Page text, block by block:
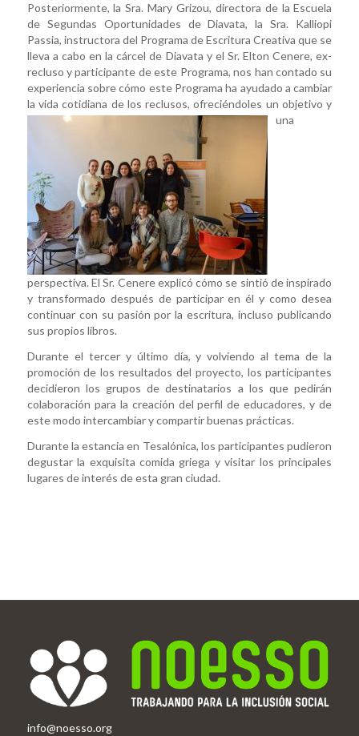
Posteriormente, la Sra. Mary Grizou, directora de la Escuela
de Segundas Oportunidades de Diavata, la Sra. Kalliopi
Passia, instructora del Programa de Escritura Creativa que se
lleva a cabo en la cárcel de Diavata y el Sr. Elton Cenere, ex-
recluso y participante de este Programa, nos han contado su
experiencia sobre cómo este Programa ha ayudado a cambiar
la vida cotidiana de los reclusos, ofreciéndoles un objetivoy
una
perspectiva. El Sr. Cenere explicó cómo se sintió de inspirado
y transformado después de participar en él y como desea
continuar con su pasión por la escritura, incluso publicando
sus propios libros.
Durante el tercer y último día, y volviendo al tema de la
promoción de los resultados del proyecto, los participantes
decidieron los grupos de destinatarios a los que pedirán
colaboración para la creación del perfil de educadores, y de
este modo intercambiar y compartir buenas prácticas.
Durante la estancia en Tesalónica, los participantes pudieron
degustar la exquisita comida griega y visitar los principales
lugares de interés de esta gran ciudad.
info@noesso.org